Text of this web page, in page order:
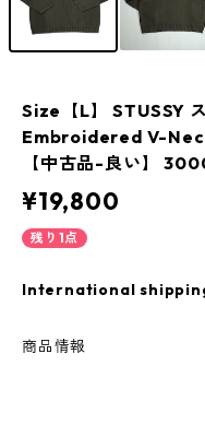
Size【L】 STUSSY
Embroidered V-
【中古品-良い】
¥19,800
残り1点
International
商品情報